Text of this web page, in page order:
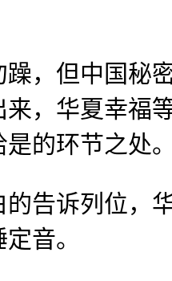
，但中国秘
，华夏幸福
的环节之处。
告诉列位，
音。